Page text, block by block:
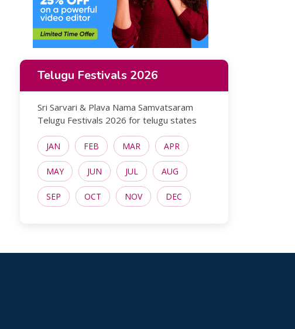
Telugu Festivals 2026
Sri Sarvari & Plava Nama Samvatsaram
Telugu Festivals 2026 for telugu states
JAN FEB MAR APR
MAY JUN JUL AUG
SEP OCT NOV DEC